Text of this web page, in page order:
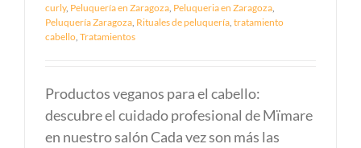
curly, Peluquería en Zaragoza Peluqueria en Zaragoza
Peluquería Zaragoza Rituales de peluquería tratamiento
cabello Tratamientos
Productos veganos para el cabello:
descubre el cuidado profesional de Mïmare
en nuestro salón Cada vez son más las